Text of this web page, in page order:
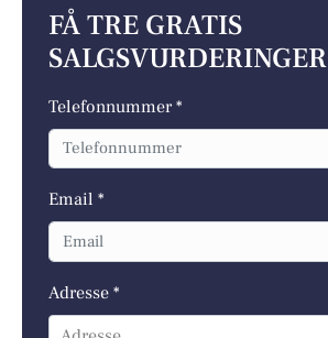
FÅ TRE GRATIS
SALGSVURDERINGER
Telefonnummer *
Email *
Adresse *